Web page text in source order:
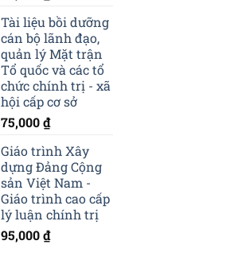
Tài liệu bồi dưỡng
cán bộ lãnh đạo,
quản lý Mặt trận
Tổ quốc và các tổ
chức chính trị - xã
hội cấp cơ sở
75,000₫
Giáo trình Xây
dựng Đảng Cộng
sản Việt Nam -
Giáo trình cao cấp
lý luận chính trị
95,000₫